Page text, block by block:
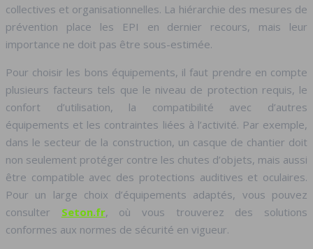
collectives et organisationnelles. La hiérarchie des mesures de
prévention place les EPI en dernier recours, mais leur
importance ne doit pas être sous-estimée.
Pour choisir les bons équipements, il faut prendre en compte
plusieurs facteurs tels que le niveau de protection requis, le
confort d’utilisation, la compatibilité avec d’autres
équipements et les contraintes liées à l’activité. Par exemple,
dans le secteur de la construction, un casque de chantier doit
non seulement protéger contre les chutes d’objets, mais aussi
être compatible avec des protections auditives et oculaires.
Pour un large choix d’équipements adaptés, vous pouvez
consulter Seton.fr, où vous trouverez des solutions
conformes aux normes de sécurité en vigueur.